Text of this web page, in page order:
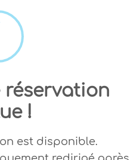
réservation
!
est disponible.